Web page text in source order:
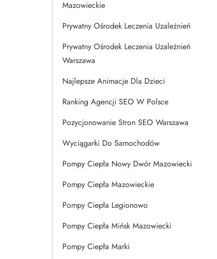
Mazowieckie
Prywatny Ośrodek Leczenia Uzależnień
Prywatny Ośrodek Leczenia Uzależnień
Warszawa
Najlepsze Animacje Dla Dzieci
Ranking Agencji SEO W Polsce
Pozycjonowanie Stron SEO Warszawa
Wyciągarki Do Samochodów
Pompy Ciepła Nowy Dwór Mazowiecki
Pompy Ciepła Mazowieckie
Pompy Ciepła Legionowo
Pompy Ciepła Mińsk Mazowiecki
Pompy Ciepła Marki